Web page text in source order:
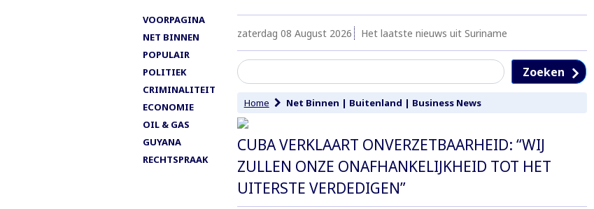
VOORPAGINA
NET BINNEN
POPULAIR
POLITIEK
CRIMINALITEIT
ECONOMIE
OIL & GAS
GUYANA
RECHTSPRAAK
zaterdag 08 August 2026 Het laatste nieuws uit Suriname
Zoeken
Home Net Binnen | Buitenland | Business News
CUBA VERKLAART ONVERZETBAARHEID: “WIJ
ZULLEN ONZE ONAFHANKELIJKHEID TOT HET
UITERSTE VERDEDIGEN”